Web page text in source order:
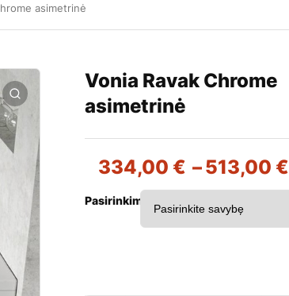
asimetrinė
Vonia Ravak Chrome
asimetrinė
334,00 € –513,00 €
Pasirinkimai: